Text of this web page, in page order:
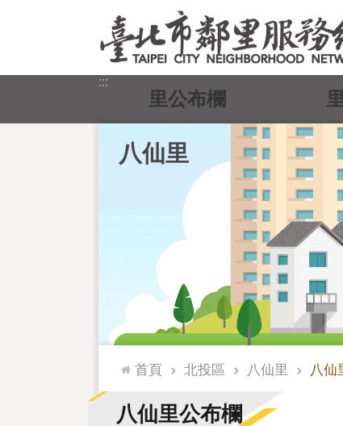
:::
八仙里
里公布欄
::: 首頁 北投區 八仙里 八仙
八仙里公布欄